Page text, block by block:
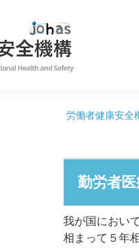
労働者健康安
勤労者
我が国におい
相まって５年